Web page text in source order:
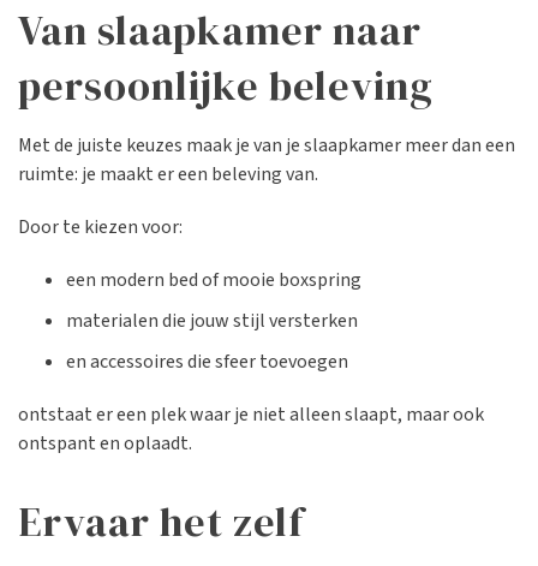
Van slaapkamer naar
persoonlijke beleving
Met de juiste keuzes maak je van je slaapkamer meer dan een
ruimte: je maakt er een beleving van.
Door te kiezen voor:
een modern bed of mooie boxspring
materialen die jouw stijl versterken
en accessoires die sfeer toevoegen
ontstaat er een plek waar je niet alleen slaapt, maar ook
ontspant en oplaadt.
Ervaar het zelf